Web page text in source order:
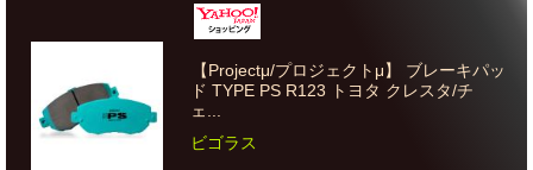
【Projectμ/プロジェクトμ】 ブレーキパッ
ド TYPE PS R123 トヨタ クレスタ/チ
ェ...
ビゴラス